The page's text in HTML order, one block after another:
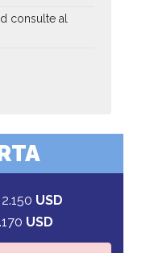
consulte al
USD
USD